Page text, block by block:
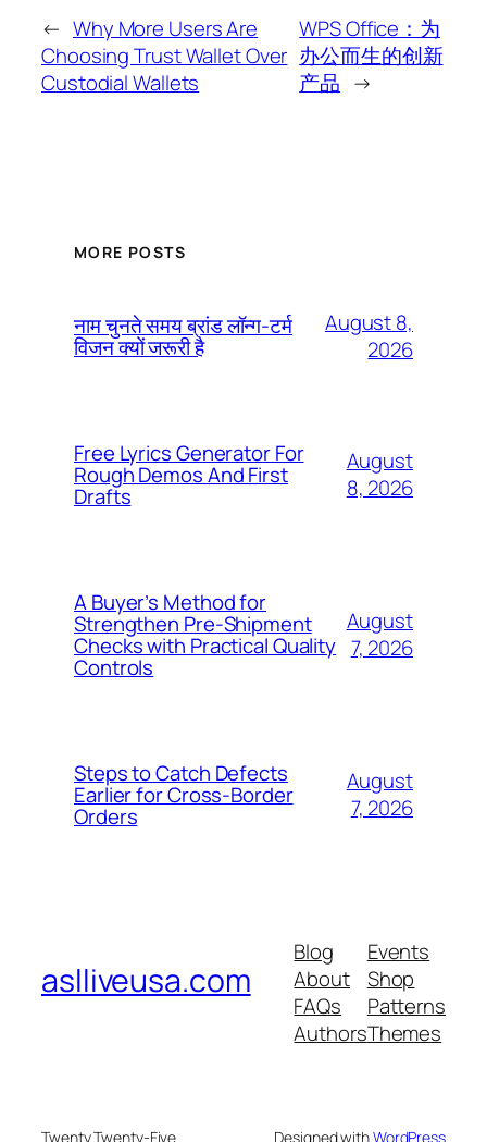
← Why More Users Are
Choosing Trust Wallet Over
Custodial Wallets
WPS Office：为
办公而生的创新
产品 →
MORE POSTS
नाम चुनते समय ब्रांड लॉन्ग-टर्म
विजन क्यों जरूरी है
August 8,
2026
Free Lyrics Generator For
Rough Demos And First
Drafts
August
8, 2026
A Buyer’s Method for
Strengthen Pre-Shipment
Checks with Practical Quality
Controls
August
7, 2026
Steps to Catch Defects
Earlier for Cross-Border
Orders
August
7, 2026
aslliveusa.com
Blog
About
FAQs
Authors
Events
Shop
Patterns
Themes
Twenty Twenty-Five Designed withWordPress